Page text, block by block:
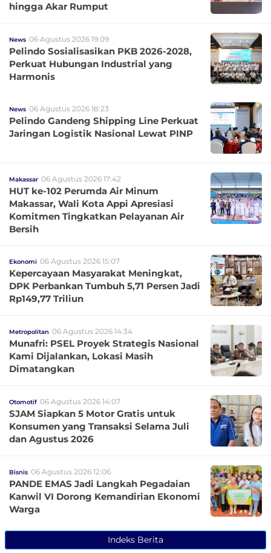
hingga Akar Rumput
News 06 Agustus 2026 19:09
Pelindo Sosialisasikan PKB 2026-2028,
Perkuat Hubungan Industrial yang
Harmonis
News 06 Agustus 2026 18:23
Pelindo Gandeng Shipping Line Perkuat
Jaringan Logistik Nasional Lewat PINP
Makassar 06 Agustus 2026 17:42
HUT ke-102 Perumda Air Minum
Makassar, Wali Kota Appi Apresiasi
Komitmen Tingkatkan Pelayanan Air
Bersih
Ekonomi 06 Agustus 2026 15:07
Kepercayaan Masyarakat Meningkat,
DPK Perbankan Tumbuh 5,71 Persen Jadi
Rp149,77 Triliun
Metropolitan 06 Agustus 2026 14:34
Munafri: PSEL Proyek Strategis Nasional
Kami Dijalankan, Lokasi Masih
Dimatangkan
Otomotif 06 Agustus 2026 14:07
SJAM Siapkan 5 Motor Gratis untuk
Konsumen yang Transaksi Selama Juli
dan Agustus 2026
Bisnis 06 Agustus 2026 12:06
PANDE EMAS Jadi Langkah Pegadaian
Kanwil VI Dorong Kemandirian Ekonomi
Warga
Indeks Berita